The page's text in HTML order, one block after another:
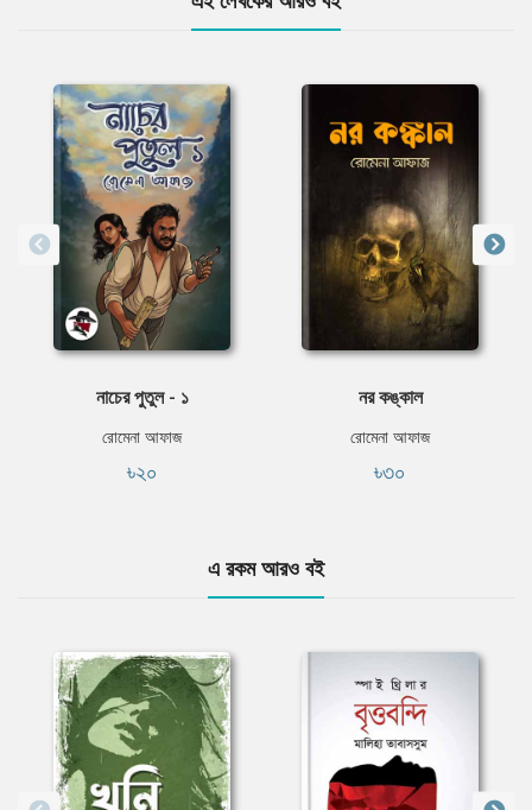
নাচের পুতুল - ১
রোমেনা আফাজ
৳২০
নর কঙ্কাল
রোমেনা আফাজ
৳৩০
এ রকম আরও বই